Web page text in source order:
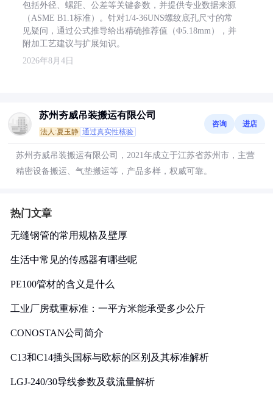
包括外径、螺距、公差等关键参数，并提供专业数据来源
（ASME B1.1标准）。针对1/4-36UNS螺纹底孔尺寸的常
见疑问，通过公式推导给出精确推荐值（Φ5.18mm），并
附加工艺建议与扩展知识。
2026年8月4日
苏州夯威吊装搬运有限公司
法人:夏玉静 通过真实性核验
咨询 进店
苏州夯威吊装搬运有限公司，2021年成立于江苏省苏州市，主营
精密设备搬运、气垫搬运等，产品多样，权威可靠。
热门文章
无缝钢管的常用规格及壁厚
生活中常见的传感器有哪些呢
PE100管材的含义是什么
工业厂房载重标准：一平方米能承受多少公斤
CONOSTAN公司简介
C13和C14插头国标与欧标的区别及其标准解析
LGJ-240/30导线参数及载流量解析